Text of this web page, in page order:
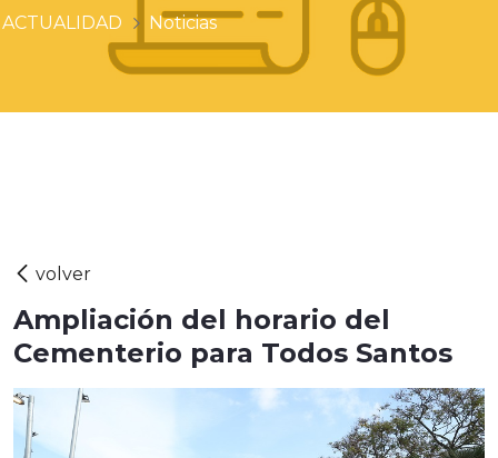
ACTUALIDAD Noticias
Ampliación del horario del
Cementerio para Todos Santos